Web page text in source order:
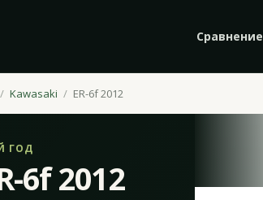
Сравнение
Kawasaki ER-6f 2012
ГОД
6f 2012